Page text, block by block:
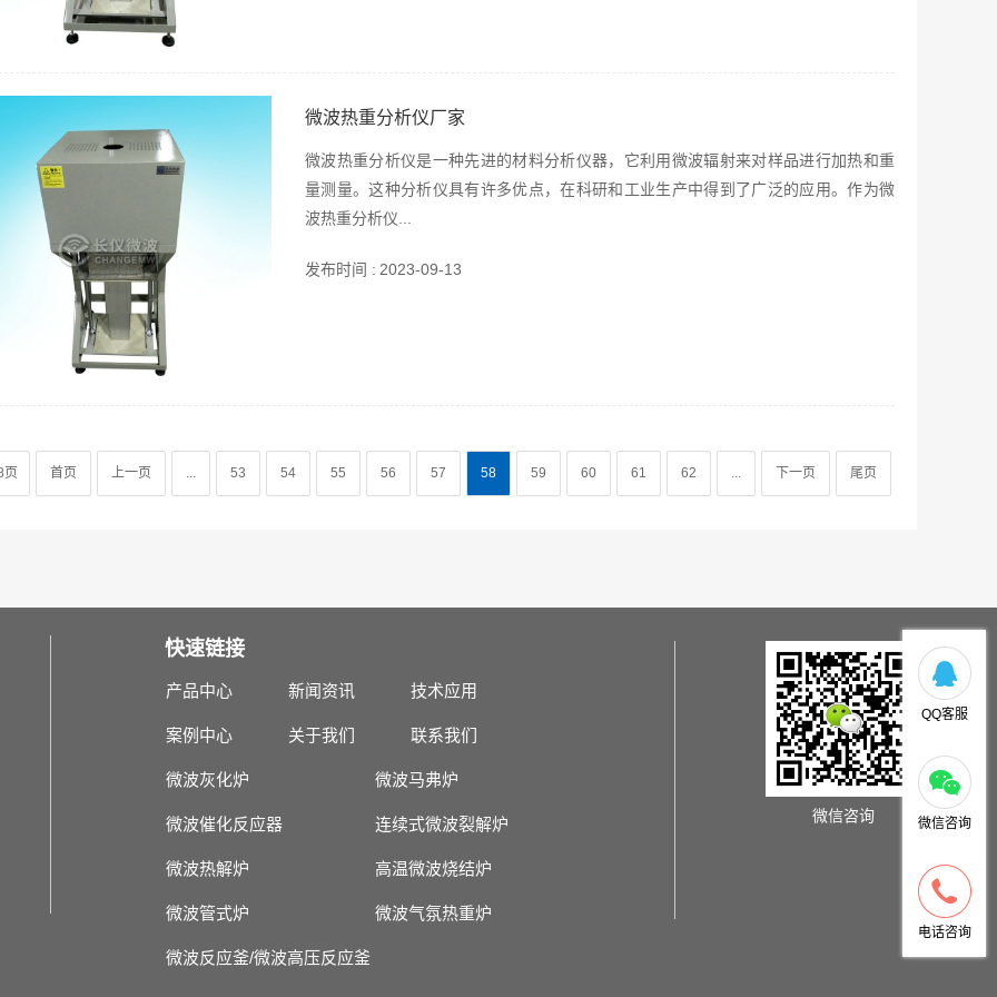
微波热重分析仪厂家
微波热重分析仪是一种先进的材料分析仪器，它利用微波辐射来对样品进行加热和重
量测量。这种分析仪具有许多优点，在科研和工业生产中得到了广泛的应用。作为微
波热重分析仪...
发布时间 : 2023-09-13
页 首页 上一页 ... 53 54 55 56 57 58 59 60 61 62 ... 下一页 尾页
快速链接
产品中心 新闻资讯 技术应用
案例中心 关于我们 联系我们
微波灰化炉 微波马弗炉
微波催化反应器 连续式微波裂解炉
微波热解炉 高温微波烧结炉
微波管式炉 微波气氛热重炉
微波反应釜/微波高压反应釜
微信咨询
QQ客服
微信咨询
电话咨询